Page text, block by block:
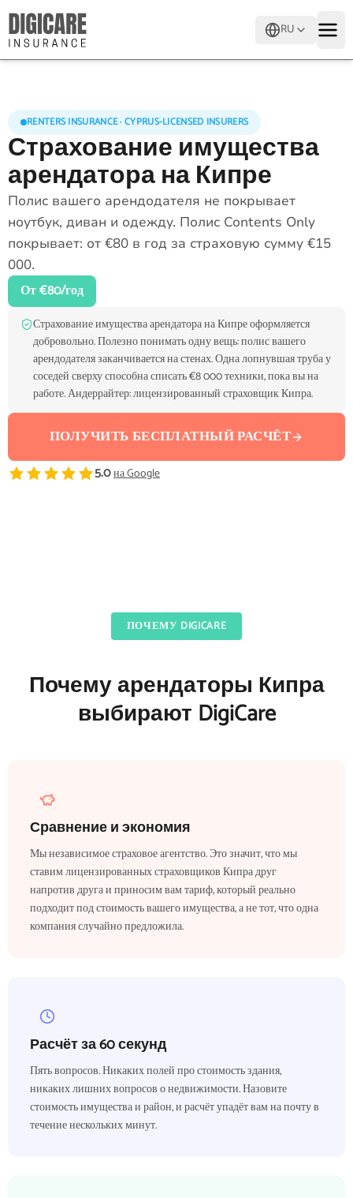
RU
RENTERS INSURANCE · CYPRUS-LICENSED INSURERS
Страхование имущества
арендатора на Кипре
Полис вашего арендодателя не покрывает
ноутбук, диван и одежду. Полис Contents Only
покрывает: от €80 в год за страховую сумму €15
000.
От €80/год
Страхование имущества арендатора на Кипре оформляется
добровольно. Полезно понимать одну вещь: полис вашего
арендодателя заканчивается на стенах. Одна лопнувшая труба у
соседей сверху способна списать €8 000 техники, пока вы на
работе. Андеррайтер: лицензированный страховщик Кипра.
ПОЛУЧИТЬ БЕСПЛАТНЫЙ РАСЧЁТ
5.0на Google
ПОЧЕМУ DIGICARE
Почему арендаторы Кипра
выбирают DigiCare
Сравнение и экономия
Мы независимое страховое агентство. Это значит, что мы
ставим лицензированных страховщиков Кипра друг
напротив друга и приносим вам тариф, который реально
подходит под стоимость вашего имущества, а не тот, что одна
компания случайно предложила.
Расчёт за 60 секунд
Пять вопросов. Никаких полей про стоимость здания,
никаких лишних вопросов о недвижимости. Назовите
стоимость имущества и район, и расчёт упадёт вам на почту в
течение нескольких минут.